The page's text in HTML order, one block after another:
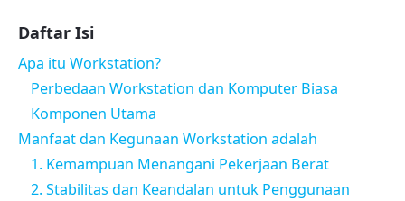
Daftar Isi
Apa itu Workstation?
Perbedaan Workstation dan Komputer Biasa
Komponen Utama
Manfaat dan Kegunaan Workstation adalah
1. Kemampuan Menangani Pekerjaan Berat
2. Stabilitas dan Keandalan untuk Penggunaan